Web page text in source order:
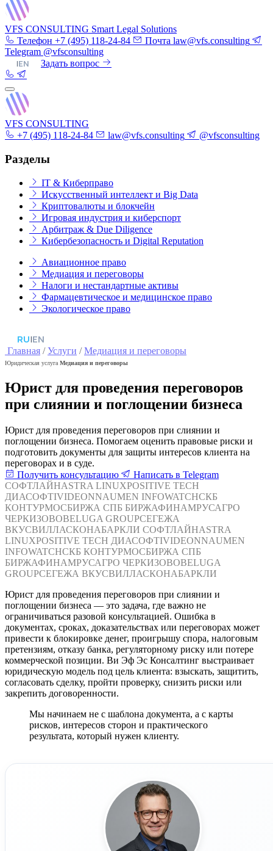
VFS CONSULTING Smart Legal Solutions
Телефон +7 (495) 118-24-84 Почта law@vfs.consulting
Telegram @vfsconsulting
|EN Задать вопрос
VFS CONSULTING
+7 (495) 118-24-84
law@vfs.consulting @vfsconsulting
Разделы
IT & Киберправо
Искусственный интеллект и Big Data
Криптовалюты и блокчейн
Игровая индустрия и киберспорт
Арбитраж & Due Diligence
Кибербезопасность и Digital Reputation
Авиационное право
Медиация и переговоры
Налоги и нестандартные активы
Фармацевтическое и медицинское право
Экологическое право
RU|EN
Главная /Услуги /Медиация и переговоры
Юридическая услуга Медиация и переговоры
Юрист для проведения переговоров
при слиянии и поглощении бизнеса
Юрист для проведения переговоров при слиянии и
поглощении бизнеса. Помогаем оценить правовые риски и
подготовить документы для защиты интересов клиента на
переговорах и в суде.
Получить консультацию
Написать в Telegram
СОФТЛАЙНASTRA LINUXPOSITIVE TECH
ДИАСОФТIVIDEONNAUMEN INFOWATCHСКБ
КОНТУРМОСБИРЖА СПБ БИРЖАФИНАМРУСАГРО
ЧЕРКИЗОВОBELUGA GROUPСЕГЕЖА
ВКУСВИЛЛАСКОНАБАРКЛИ СОФТЛАЙНASTRA
LINUXPOSITIVE TECH ДИАСОФТIVIDEONNAUMEN
INFOWATCHСКБ КОНТУРМОСБИРЖА СПБ
БИРЖАФИНАМРУСАГРО ЧЕРКИЗОВОBELUGA
GROUPСЕГЕЖА ВКУСВИЛЛАСКОНАБАРКЛИ
Юрист для проведения переговоров при слиянии и
поглощении бизнеса — это задача, где важно не
ограничиваться разовой консультацией. Ошибка в
документах, сроках, доказательствах или переговорах может
привести к блокировке денег, проигрышу спора, налоговым
претензиям, отказу банка, регуляторному риску или потере
коммерческой позиции. Ви Эф Эс Консалтинг выстраивает
юридическую модель под цель клиента: взыскать, защитить,
согласовать сделку, пройти проверку, снизить риски или
закрепить договоренности.
Мы начинаем не с шаблона документа, а с карты
рисков, интересов сторон и практического
результата, который нужен клиенту.